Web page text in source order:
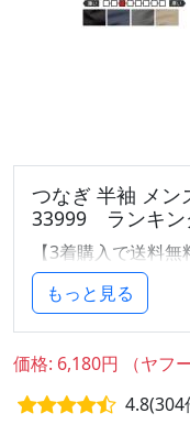
つなぎ 半袖 メン
33999 ランキン
【3着購入で送料
ズつなぎ・作業服の
Dickiesの定番つな
整備・DIYに強い
プ。
■商品仕様■
もっと見る
価格: 6,180円 （ヤフー
4.8(304